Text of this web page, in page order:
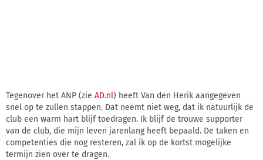
Tegenover het ANP (zie AD.nl) heeft Van den Herik aangegeven
snel op te zullen stappen. Dat neemt niet weg, dat ik natuurlijk de
club een warm hart blijf toedragen. Ik blijf de trouwe supporter
van de club, die mijn leven jarenlang heeft bepaald. De taken en
competenties die nog resteren, zal ik op de kortst mogelijke
termijn zien over te dragen.